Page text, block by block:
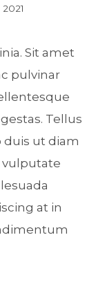
Sit amet
pulvinar
Tellus
ut diam
at in